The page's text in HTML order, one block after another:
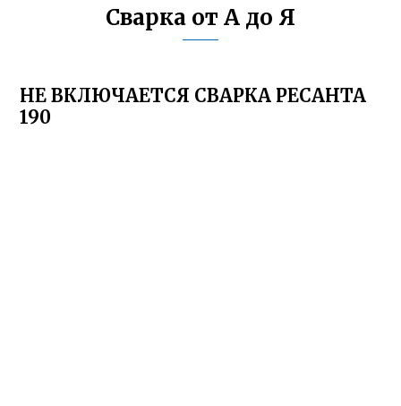
Сварка от А до Я
НЕ ВКЛЮЧАЕТСЯ СВАРКА РЕСАНТА
190